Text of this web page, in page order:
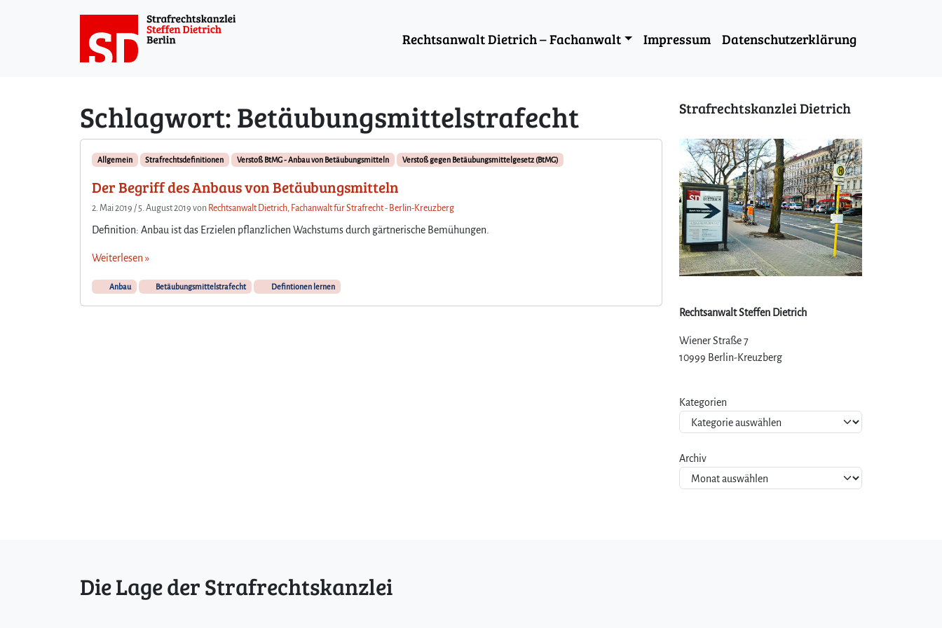
Rechtsanwalt Dietrich – Fachanwalt Impressum Datenschutzerklärung
Schlagwort:Betäubungsmittelstrafecht
Allgemein Strafrechtsdefinitionen Verstoß BtMG - Anbau von Betäubungsmitteln Verstoß gegen Betäubungsmittelgesetz (BtMG)
Der Begriff des Anbaus von Betäubungsmitteln
2. Mai 2019 / 5. August 2019 von Rechtsanwalt Dietrich, Fachanwalt für Strafrecht - Berlin-Kreuzberg
Definition: Anbau ist das Erzielen pflanzlichen Wachstums durch gärtnerische Bemühungen.
Weiterlesen »
Anbau Betäubungsmittelstrafecht Defintionen lernen
Strafrechtskanzlei Dietrich
Rechtsanwalt Steffen Dietrich
Wiener Straße 7
10999 Berlin-Kreuzberg
Kategorien
Archiv
Die Lage der Strafrechtskanzlei